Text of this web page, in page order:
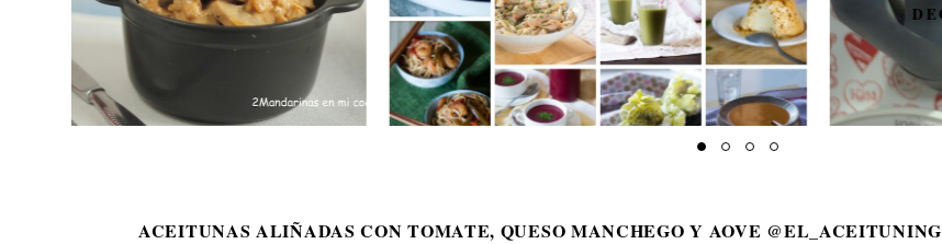
DECORAR LA THERMOMIX.
ACEITUNAS ALIÑADAS CON TOMATE, QUESO MANCHEGO Y AOVE @EL_ACEITUNING